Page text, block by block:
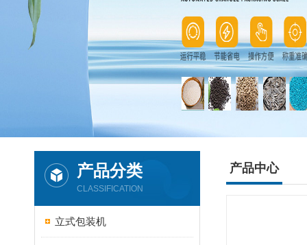
产品分类
CLASSIFICATION
立式包装机
产品中心